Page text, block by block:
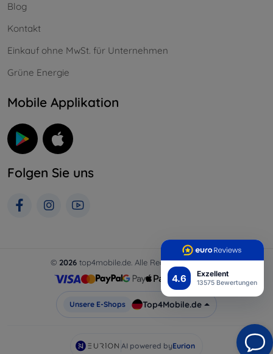
4.6 Exzellent
13575 Bewertungen
Blog
Kontakt
Einkauf ohne MwSt. für Unternehmen
Grüne Energie
Mobile Applikation
Folgen Sie uns
© 2026 top4mobile.de. Alle Rechte vorbehalten.
Unsere E-Shops Top4Mobile.de
AI powered byEurion